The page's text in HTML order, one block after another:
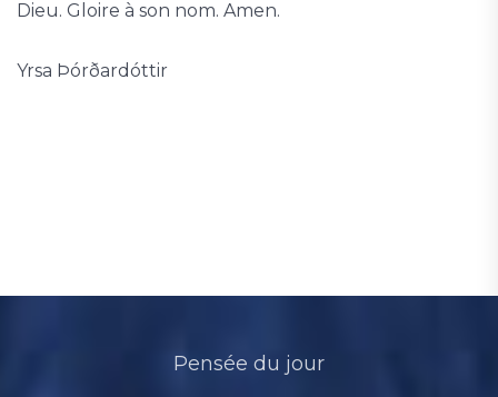
Dieu. Gloire à son nom. Amen.
Yrsa Þórðardóttir
Pensée du jour